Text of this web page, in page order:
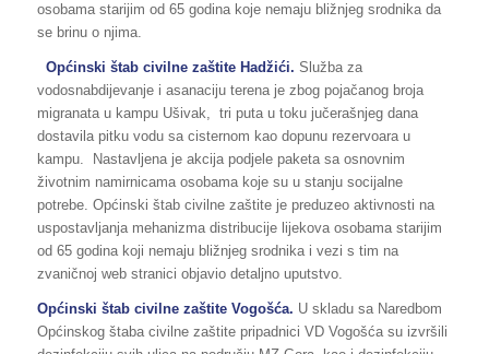
osobama starijim od 65 godina koje nemaju bližnjeg srodnika da
se brinu o njima.
Općinski štab civilne zaštite Hadžići. Služba za
vodosnabdijevanje i asanaciju terena je zbog pojačanog broja
migranata u kampu Ušivak, tri puta u toku jučerašnjeg dana
dostavila pitku vodu sa cisternom kao dopunu rezervoara u
kampu. Nastavljena je akcija podjele paketa sa osnovnim
životnim namirnicama osobama koje su u stanju socijalne
potrebe. Općinski štab civilne zaštite je preduzeo aktivnosti na
uspostavljanja mehanizma distribucije lijekova osobama starijim
od 65 godina koji nemaju bližnjeg srodnika i vezi s tim na
zvaničnoj web stranici objavio detaljno uputstvo.
Općinski štab civilne zaštite Vogošća. U skladu sa Naredbom
Općinskog štaba civilne zaštite pripadnici VD Vogošća su izvršili